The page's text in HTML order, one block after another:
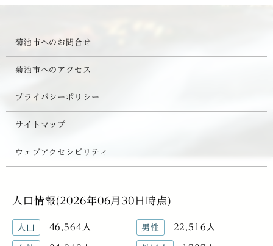
菊池市へのお問合せ
菊池市へのアクセス
プライバシーポリシー
サイトマップ
ウェブアクセシビリティ
人口情報(2026年06月30日時点)
人口 46,564人 男性 22,516人